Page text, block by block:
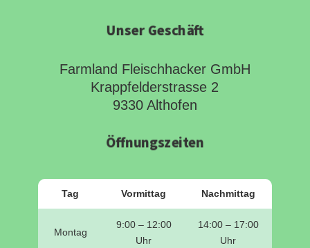
Unser Geschäft
Farmland Fleischhacker GmbH
Krappfelderstrasse 2
9330 Althofen
Öffnungszeiten
Tag Vormittag Nachmittag
Montag
9:00 – 12:00
Uhr
14:00 – 17:00
Uhr